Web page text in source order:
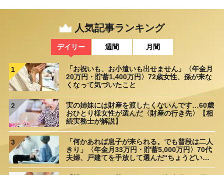
人気記事ランキング
デイリー 週間 月間
1
「お祝いも、お小遣いも出せません」〈年金月
20万円・貯蓄1,400万円〉72歳女性、孫が来な
くなって気づいたこと
2
実の姉妹には財産を渡したくないんです…60歳
おひとり様女性が選んだ〈財産の行き先〉【相
続実務士が解説】
3
「何かあれば息子が来られる。でも普段は二人
きり」〈年金月33万円・貯蓄5,000万円〉70代
夫婦、戸建てを手放して選んだ“ちょうどいい
距離”